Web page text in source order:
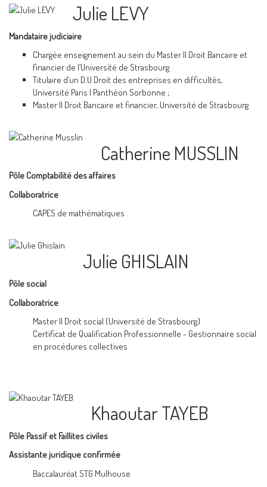
Julie LEVY
Mandataire judiciaire
Chargée enseignement au sein du Master II Droit Bancaire et
financier de l’Université de Strasbourg
Titulaire d’un D.U Droit des entreprises en difficultés,
Université Paris I Panthéon Sorbonne ;
Master Il Droit Bancaire et financier, Université de Strasbourg
Catherine MUSSLIN
Pôle Comptabilité des affaires
Collaboratrice
CAPES de mathématiques
Julie GHISLAIN
Pôle social
Collaboratrice
Master II Droit social (Université de Strasbourg)
Certificat de Qualification Professionnelle - Gestionnaire social
en procédures collectives
Khaoutar TAYEB
Pôle Passif et Faillites civiles
Assistante juridique confirmée
Baccalauréat STG Mulhouse